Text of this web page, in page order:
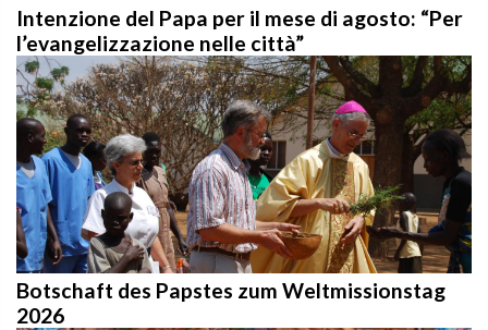
Intenzione del Papa per il mese di agosto: “Per
l’evangelizzazione nelle città”
Botschaft des Papstes zum Weltmissionstag
2026